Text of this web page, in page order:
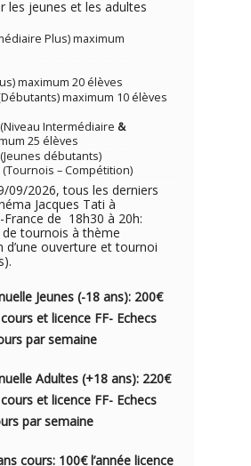
les jeunes et les adultes
Plus) maximum
maximum 20 élèves
maximum 10 élèves
Intermédiaire &
25 élèves
débutants)
– Compétition)
09/2026, tous les derniers
Jacques Tati à
France de 18h30 à 20h:
tournois à thème
d’une ouverture et tournoi
Jeunes (-18 ans): 200€
rs et licence FF- Echecs
par semaine
Adultes (+18 ans): 220€
et licence FF- Echecs
par semaine
cours: 100€ l’année licence